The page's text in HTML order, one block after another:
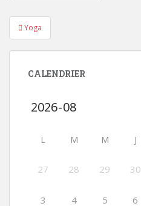
Navigation
de
l’article
Yoga
CALENDRIER
L M M J
27 28 29 30
3 4 5 6